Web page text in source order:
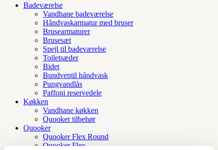
Badeværelse
Vandhane badeværelse
Håndvaskarmatur med bruser
Brusearmaturer
Brusesæt
Spejl til badeværelse
Toiletsæder
Bidet
Bundventil håndvask
Pungvandlås
Paffoni reservedele
Køkken
Vandhane køkken
Quooker tilbehør
Quooker
Quooker Flex Round
Quooker Flex